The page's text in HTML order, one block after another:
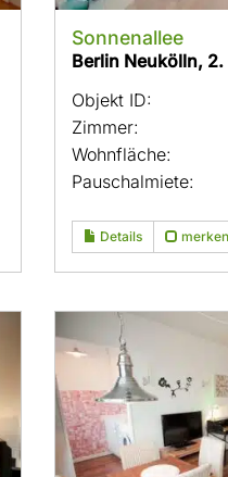
Sonnenallee
Berlin Neukölln, 2.
Objekt ID:
Zimmer:
Wohnfläche:
Pauschalmiete:
Details merken